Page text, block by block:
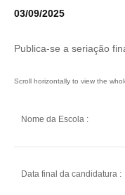
03/09/2025
Publica-se a seriação
Nome da Escola :
Data final da candidatura :